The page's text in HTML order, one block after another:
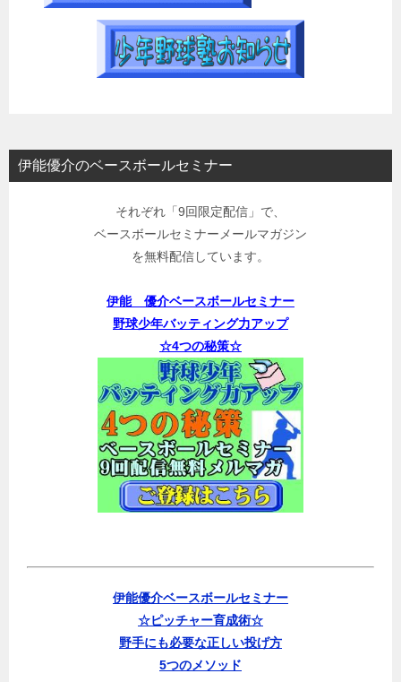
伊能優介のベースボールセミナー
それぞれ「9回限定配信」で、
ベースボールセミナーメールマガジン
を無料配信しています。
伊能 優介ベースボールセミナー
野球少年バッティング力アップ
☆4つの秘策☆
伊能優介ベースボールセミナー
☆ピッチャー育成術☆
野手にも必要な正しい投げ方
5つのメソッド